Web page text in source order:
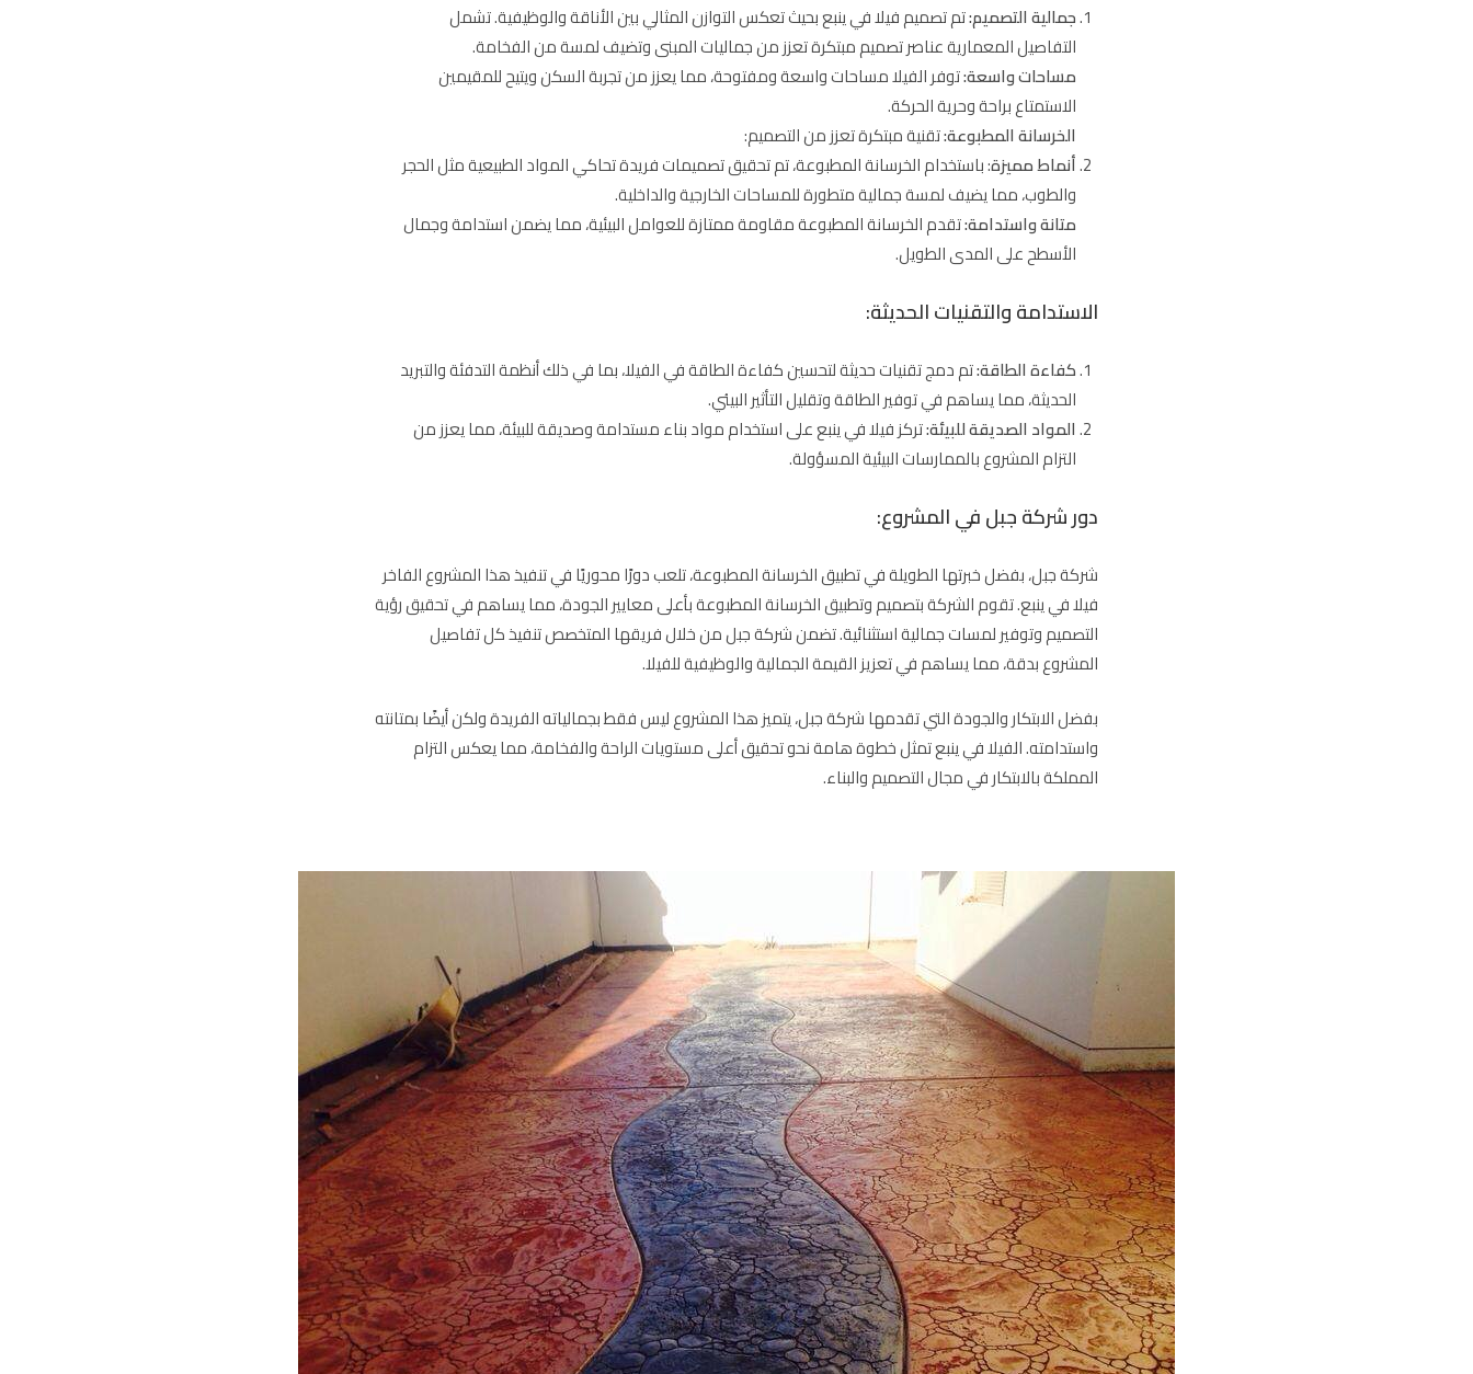
جمالية التصميم:تم تصميم فيلا في ينبع بحيث تعكس التوازن المثالي بين الأناقة والوظيفية. تشمل
التفاصيل المعمارية عناصر تصميم مبتكرة تعزز من جماليات المبنى وتضيف لمسة من الفخامة.
مساحات واسعة:توفر الفيلا مساحات واسعة ومفتوحة، مما يعزز من تجربة السكن ويتيح للمقيمين
الاستمتاع براحة وحرية الحركة.
الخرسانة المطبوعة:تقنية مبتكرة تعزز من التصميم:
أنماط مميزة: باستخدام الخرسانة المطبوعة، تم تحقيق تصميمات فريدة تحاكي المواد الطبيعية مثل الحجر
والطوب، مما يضيف لمسة جمالية متطورة للمساحات الخارجية والداخلية.
متانة واستدامة:تقدم الخرسانة المطبوعة مقاومة ممتازة للعوامل البيئية، مما يضمن استدامة وجمال
الأسطح على المدى الطويل.
الاستدامة والتقنيات الحديثة:
كفاءة الطاقة:تم دمج تقنيات حديثة لتحسين كفاءة الطاقة في الفيلا، بما في ذلك أنظمة التدفئة والتبريد
الحديثة، مما يساهم في توفير الطاقة وتقليل التأثير البيئي.
المواد الصديقة للبيئة:تركز فيلا في ينبع على استخدام مواد بناء مستدامة وصديقة للبيئة، مما يعزز من
التزام المشروع بالممارسات البيئية المسؤولة.
دور شركة جبل في المشروع:
شركة جبل، بفضل خبرتها الطويلة في تطبيق الخرسانة المطبوعة، تلعب دورًا محوريًا في تنفيذ هذا المشروع الفاخر
فيلا في ينبع. تقوم الشركة بتصميم وتطبيق الخرسانة المطبوعة بأعلى معايير الجودة، مما يساهم في تحقيق رؤية
التصميم وتوفير لمسات جمالية استثنائية. تضمن شركة جبل من خلال فريقها المتخصص تنفيذ كل تفاصيل
المشروع بدقة، مما يساهم في تعزيز القيمة الجمالية والوظيفية للفيلا.
بفضل الابتكار والجودة التي تقدمها شركة جبل، يتميز هذا المشروع ليس فقط بجمالياته الفريدة ولكن أيضًا بمتانته
واستدامته. الفيلا في ينبع تمثل خطوة هامة نحو تحقيق أعلى مستويات الراحة والفخامة، مما يعكس التزام
المملكة بالابتكار في مجال التصميم والبناء.